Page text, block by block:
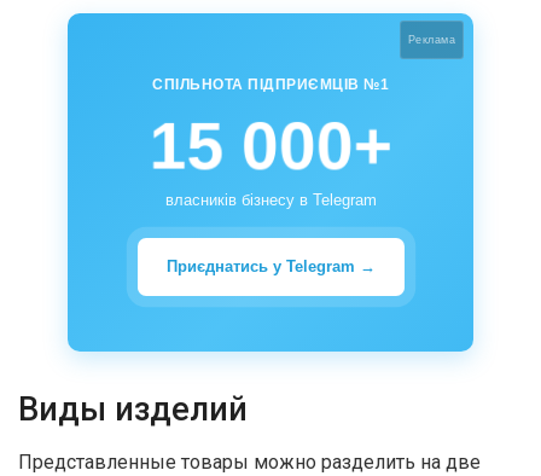
Реклама
СПІЛЬНОТА ПІДПРИЄМЦІВ №1
15 000+
власників бізнесу в Telegram
Приєднатись у Telegram →
Виды изделий
Представленные товары можно разделить на две